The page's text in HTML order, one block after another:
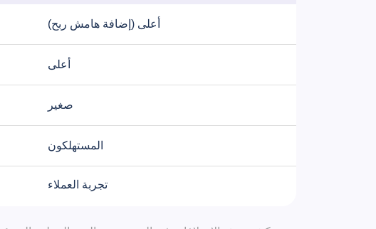
أعلى (إضافة هامش ربح)
أعلى
صغير
المستهلكون
تجربة العملاء